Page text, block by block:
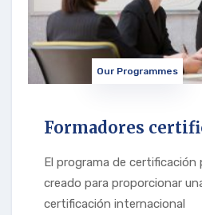
Our Programmes
Formadores
El programa de
creado para proporcionar
certificación internacional